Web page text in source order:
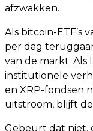
afzwakken.
Als bitcoin-ETF’s
per dag
van de markt. Als
institutionele
en XRP-fondsen
uitstroom, blijft
Gebeurt dat niet,